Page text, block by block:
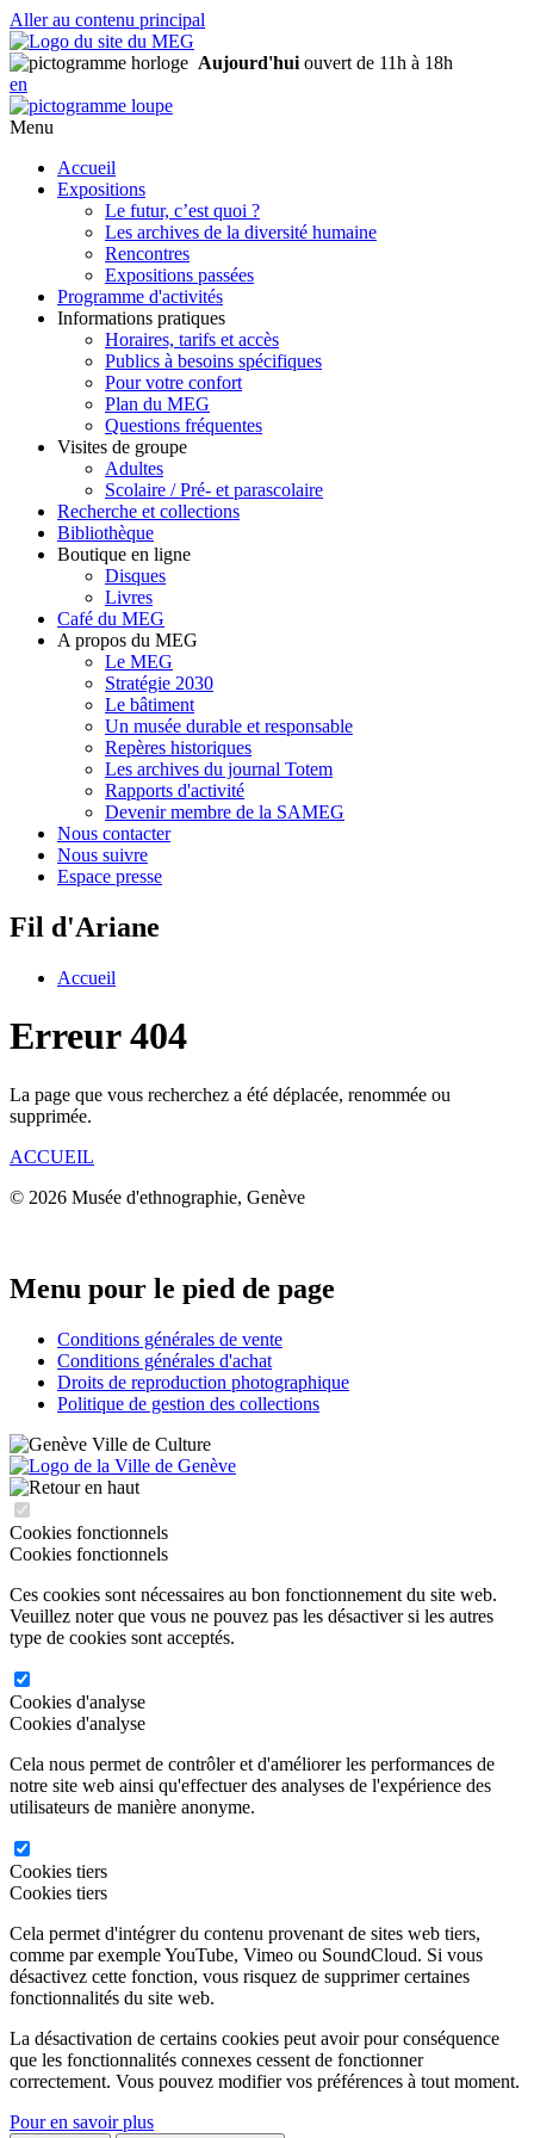
Aller au contenu principal
Aujourd'hui ouvert de 11h à 18h
en
Menu
Accueil
Expositions
Le futur, c’est quoi ?
Les archives de la diversité humaine
Rencontres
Expositions passées
Programme d'activités
Informations pratiques
Horaires, tarifs et accès
Publics à besoins spécifiques
Pour votre confort
Plan du MEG
Questions fréquentes
Visites de groupe
Adultes
Scolaire / Pré- et parascolaire
Recherche et collections
Bibliothèque
Boutique en ligne
Disques
Livres
Café du MEG
A propos du MEG
Le MEG
Stratégie 2030
Le bâtiment
Un musée durable et responsable
Repères historiques
Les archives du journal Totem
Rapports d'activité
Devenir membre de la SAMEG
Nous contacter
Nous suivre
Espace presse
Fil d'Ariane
Accueil
Erreur 404
La page que vous recherchez a été déplacée, renommée ou
supprimée.
ACCUEIL
© 2026 Musée d'ethnographie, Genève
Menu pour le pied de page
Conditions générales de vente
Conditions générales d'achat
Droits de reproduction photographique
Politique de gestion des collections
Cookies fonctionnels
Cookies fonctionnels
Ces cookies sont nécessaires au bon fonctionnement du site web.
Veuillez noter que vous ne pouvez pas les désactiver si les autres
type de cookies sont acceptés.
Cookies d'analyse
Cookies d'analyse
Cela nous permet de contrôler et d'améliorer les performances de
notre site web ainsi qu'effectuer des analyses de l'expérience des
utilisateurs de manière anonyme.
Cookies tiers
Cookies tiers
Cela permet d'intégrer du contenu provenant de sites web tiers,
comme par exemple YouTube, Vimeo ou SoundCloud. Si vous
désactivez cette fonction, vous risquez de supprimer certaines
fonctionnalités du site web.
La désactivation de certains cookies peut avoir pour conséquence
que les fonctionnalités connexes cessent de fonctionner
correctement. Vous pouvez modifier vos préférences à tout moment.
Pour en savoir plus